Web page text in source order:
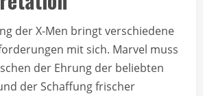
der X-Men bringt verschiedene
mit sich. Marvel muss
der Ehrung der beliebten
der Schaffung frischer